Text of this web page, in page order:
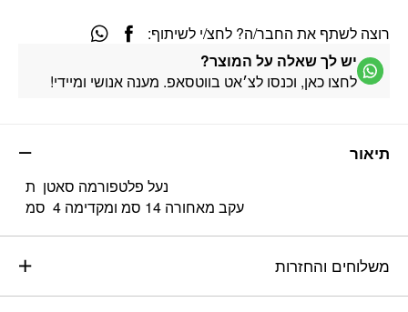
רוצה לשתף את החבר/ה? לחצ/י לשיתוף:
יש לך שאלה על המוצר?
לחצו כאן, וכנסו לצ׳אט בווטסאפ. מענה אנושי ומיידי!
תיאור
נעל פלטפורמה סאטן ת
עקב מאחורה 14 סמ ומקדימה 4 סמ
משלוחים והחזרות